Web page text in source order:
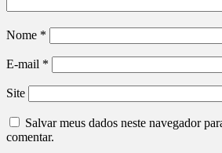
Nome *
E-mail *
Site
Salvar meus dados neste navegador
comentar.